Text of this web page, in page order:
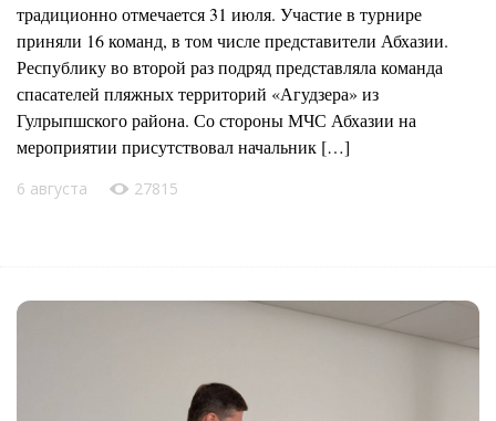
традиционно отмечается 31 июля. Участие в турнире
приняли 16 команд, в том числе представители Абхазии.
Республику во второй раз подряд представляла команда
спасателей пляжных территорий «Агудзера» из
Гулрыпшского района. Со стороны МЧС Абхазии на
мероприятии присутствовал начальник […]
6 августа 27815